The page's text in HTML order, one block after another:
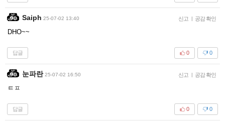
Saiph 25-07-02 13:40 신고 | 공감 확인
DHO~~
답글 0
0
눈파란 25-07-02 16:50 신고 | 공감 확인
ㅌㅍ
답글 0
0